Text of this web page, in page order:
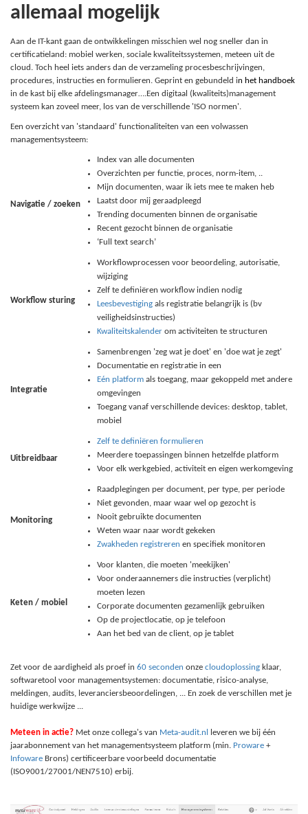
allemaal mogelijk
Aan de IT-kant gaan de ontwikkelingen misschien wel nog sneller dan in
certificatieland: mobiel werken, sociale kwaliteitssystemen, meteen uit de
cloud. Toch heel iets anders dan de verzameling procesbeschrijvingen,
procedures, instructies en formulieren. Geprint en gebundeld in het handboek
in de kast bij elke afdelingsmanager….Een digitaal (kwaliteits)management
systeem kan zoveel meer, los van de verschillende 'ISO normen'.
Een overzicht van 'standaard' functionaliteiten van een volwassen
managementsysteem:
Navigatie / zoeken
Index van alle documenten
Overzichten per functie, proces, norm-item, ..
Mijn documenten, waar ik iets mee te maken heb
Laatst door mij geraadpleegd
Trending documenten binnen de organisatie
Recent gezocht binnen de organisatie
‘Full text search’
Workflow sturing
Workflowprocessen voor beoordeling, autorisatie,
wijziging
Zelf te definiëren workflow indien nodig
Leesbevestiging als registratie belangrijk is (bv
veiligheidsinstructies)
Kwaliteitskalender om activiteiten te structuren
Integratie
Samenbrengen 'zeg wat je doet' en 'doe wat je zegt'
Documentatie en registratie in een
Eén platform als toegang, maar gekoppeld met andere
omgevingen
Toegang vanaf verschillende devices: desktop, tablet,
mobiel
Uitbreidbaar
Zelf te definiëren formulieren
Meerdere toepassingen binnen hetzelfde platform
Voor elk werkgebied, activiteit en eigen werkomgeving
Monitoring
Raadplegingen per document, per type, per periode
Niet gevonden, maar waar wel op gezocht is
Nooit gebruikte documenten
Weten waar naar wordt gekeken
Zwakheden registreren en specifiek monitoren
Keten / mobiel
Voor klanten, die moeten 'meekijken'
Voor onderaannemers die instructies (verplicht)
moeten lezen
Corporate documenten gezamenlijk gebruiken
Op de projectlocatie, op je telefoon
Aan het bed van de client, op je tablet
Zet voor de aardigheid als proef in 60 seconden onze cloudoplossing klaar,
softwaretool voor managementsystemen: documentatie, risico-analyse,
meldingen, audits, leveranciersbeoordelingen, ... En zoek de verschillen met je
huidige werkwijze ...
Meteen in actie? Met onze collega's van Meta-audit.nl
leveren we bij één
jaarabonnement van het managementsysteem platform (min. Proware +
Infoware Brons) certificeerbare voorbeeld documentatie
(ISO9001/27001/NEN7510) erbij.